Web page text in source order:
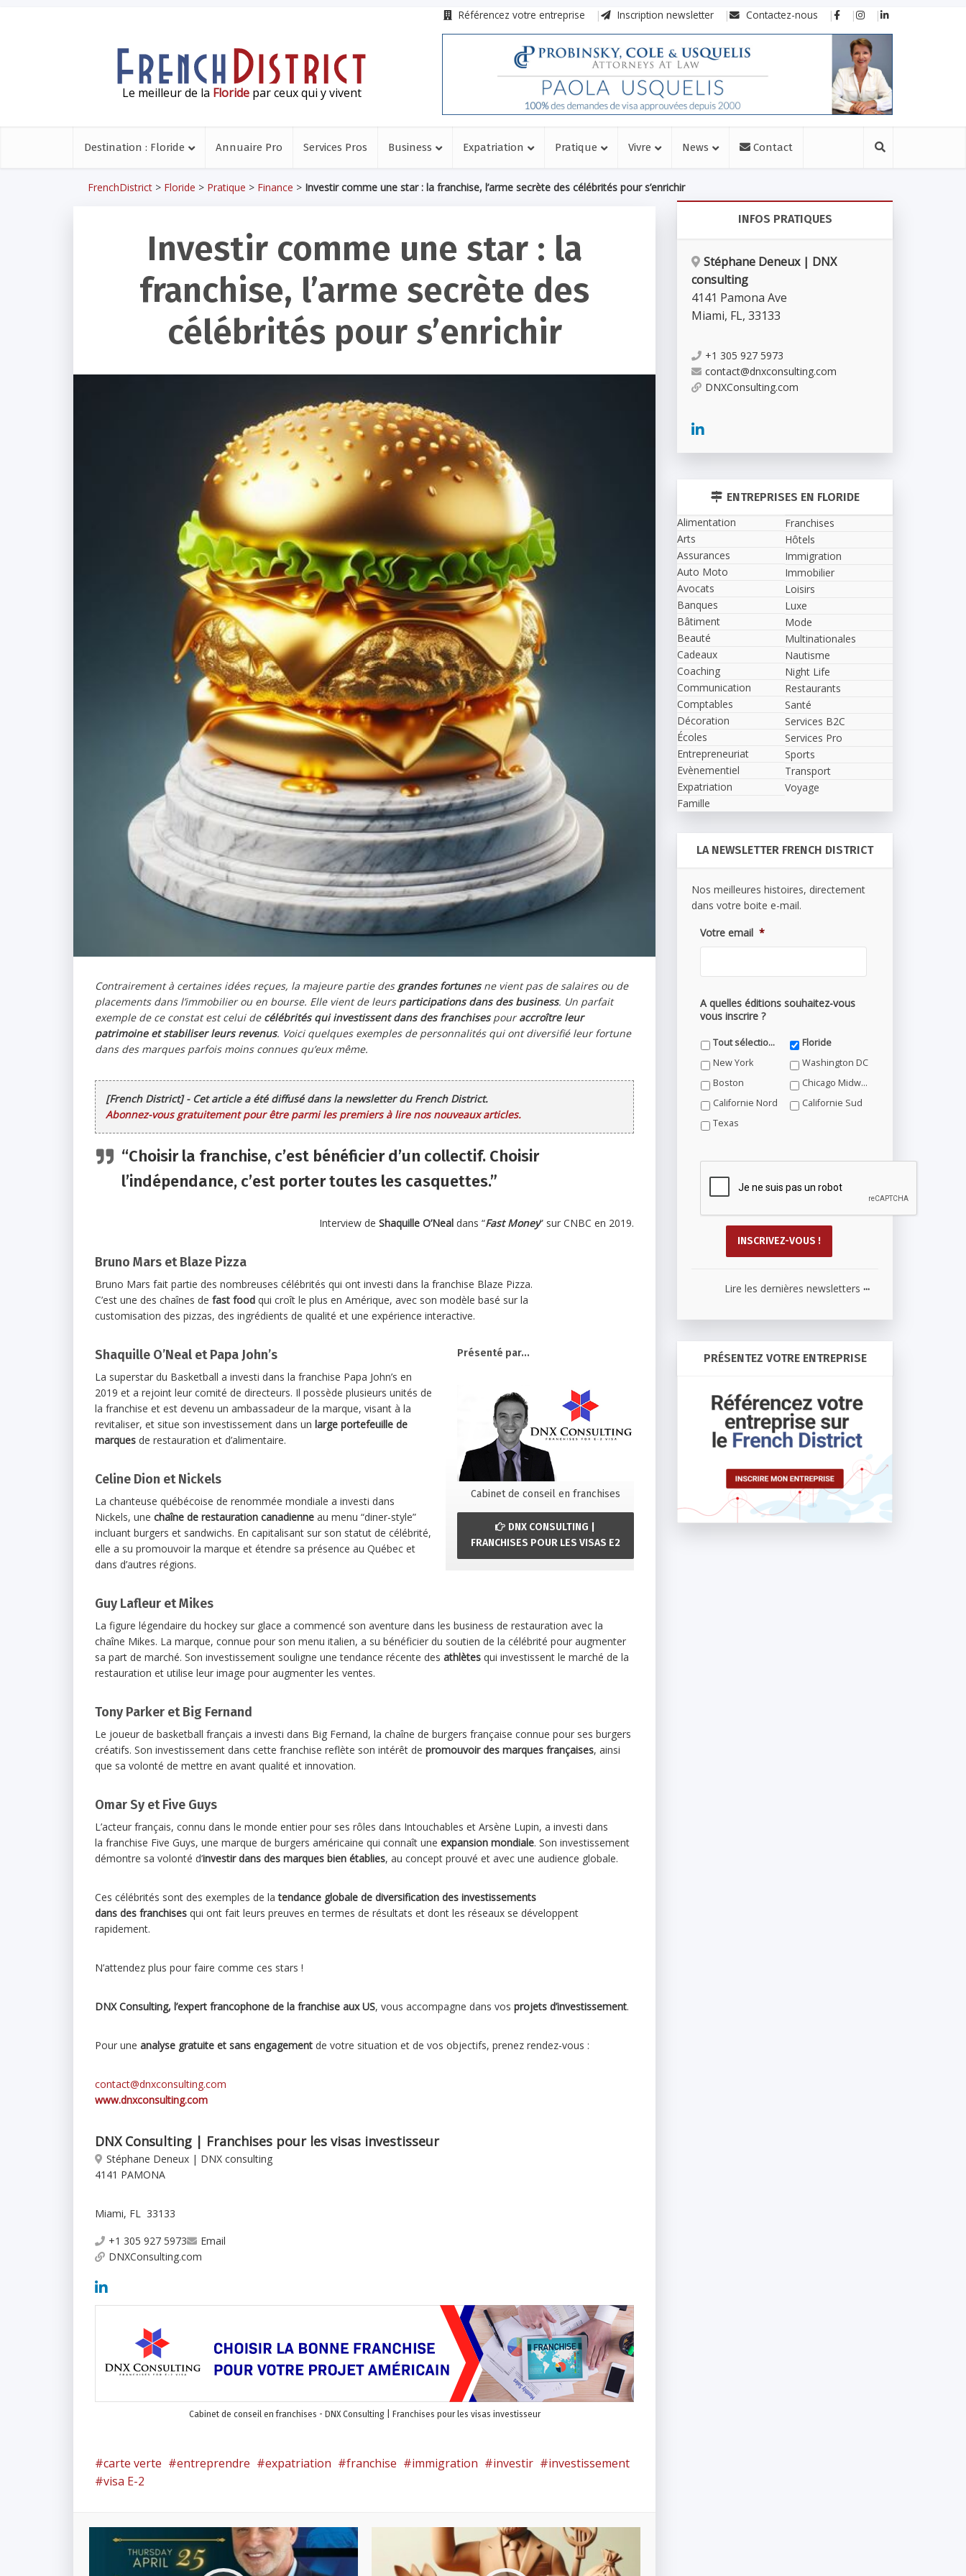
Référencez votre entreprise Inscription newsletter Contactez-nous
Le meilleur de la Floridepar ceux qui y vivent
Destination : Floride Annuaire Pro Services Pros Business Expatriation Pratique Vivre News Contact
FrenchDistrict > Floride > Pratique > Finance > Investir comme une star : la franchise, l’arme secrète des célébrités pour s’enrichir
Investir comme une star : la
franchise, l’arme secrète des
célébrités pour s’enrichir
Contrairement à certaines idées reçues, la majeure partie desgrandes fortunesne vient pas de salaires ou de
placements dans l’immobilier ou en bourse. Elle vient de leurs participations dans des business. Un parfait
exemple de ce constat est celui de célébrités qui investissent dans des franchisespouraccroître leur
patrimoine et stabiliser leurs revenus. Voici quelques exemples de personnalités qui ont diversifié leur fortune
dans des marques parfois moins connues qu’eux même.
[French District] - Cet article a été diffusé dans la newsletter du French District.
Abonnez-vous gratuitement pour être parmi les premiers à lire nos nouveaux articles.
“Choisir la franchise, c’est bénéficier d’un collectif. Choisir
l’indépendance, c’est porter toutes les casquettes.”
Interview de Shaquille O’Neal dans “Fast Money” sur CNBC en 2019.
Bruno Mars et Blaze Pizza
Bruno Mars fait partie des nombreuses célébrités qui ont investi dans la franchise Blaze Pizza.
C’est une des chaînes de fast food qui croît le plus en Amérique, avec son modèle basé sur la
customisation des pizzas, des ingrédients de qualité et une expérience interactive.
Présenté par...
Cabinet de conseil en franchises
DNX CONSULTING |
FRANCHISES POUR LES VISAS E2
Shaquille O’Neal et Papa John’s
La superstar du Basketball a investi dans la franchise Papa John’s en
2019 et a rejoint leur comité de directeurs. Il possède plusieurs unités de
la franchise et est devenu un ambassadeur de la marque, visant à la
revitaliser, et situe son investissement dans un large portefeuille de
marques de restauration et d’alimentaire.
Celine Dion et Nickels
La chanteuse québécoise de renommée mondiale a investi dans
Nickels, une chaîne de restauration canadienne au menu “diner-style”
incluant burgers et sandwichs. En capitalisant sur son statut de célébrité,
elle a su promouvoir la marque et étendre sa présence au Québec et
dans d’autres régions.
Guy Lafleur et Mikes
La figure légendaire du hockey sur glace a commencé son aventure dans les business de restauration avec la
chaîne Mikes. La marque, connue pour son menu italien, a su bénéficier du soutien de la célébrité pour augmenter
sa part de marché. Son investissement souligne une tendance récente des athlètes qui investissent le marché de la
restauration et utilise leur image pour augmenter les ventes.
Tony Parker et Big Fernand
Le joueur de basketball français a investi dans Big Fernand, la chaîne de burgers française connue pour ses burgers
créatifs. Son investissement dans cette franchise reflète son intérêt de promouvoir des marques françaises, ainsi
que sa volonté de mettre en avant qualité et innovation.
Omar Sy et Five Guys
L’acteur français, connu dans le monde entier pour ses rôles dans Intouchables et Arsène Lupin, a investi dans
la franchise Five Guys, une marque de burgers américaine qui connaît une expansion mondiale. Son investissement
démontre sa volonté d’investir dans des marques bien établies, au concept prouvé et avec une audience globale.
Ces célébrités sont des exemples de latendance globale de diversification des investissements
dans des franchises qui ont fait leurs preuves en termes de résultats et dont les réseaux se développent
rapidement.
N’attendez plus pour faire comme ces stars !
DNX Consulting, l’expert francophone de la franchise aux US, vous accompagne dans vos projets d’investissement.
Pour une analyse gratuite et sans engagement de votre situation et de vos objectifs, prenez rendez-vous :
contact@dnxconsulting.com
www.dnxconsulting.com
DNX Consulting | Franchises pour les visas investisseur
Stéphane Deneux | DNX consulting
4141 PAMONA
Miami, FL 33133
+1 305 927 5973
Email
DNXConsulting.com
Cabinet de conseil en franchises - DNX Consulting | Franchises pour les visas investisseur
carte verte entreprendre expatriation franchise immigration investir
investissement
visa E-2
INFOS PRATIQUES
Stéphane Deneux | DNX
consulting
4141 Pamona Ave
Miami, FL, 33133
+1 305 927 5973
contact@dnxconsulting.com
DNXConsulting.com
ENTREPRISES EN FLORIDE
Alimentation
Arts
Assurances
Auto Moto
Avocats
Banques
Bâtiment
Beauté
Cadeaux
Coaching
Communication
Comptables
Décoration
Écoles
Entrepreneuriat
Evènementiel
Expatriation
Famille
Franchises
Hôtels
Immigration
Immobilier
Loisirs
Luxe
Mode
Multinationales
Nautisme
Night Life
Restaurants
Santé
Services B2C
Services Pro
Sports
Transport
Voyage
LA NEWSLETTER FRENCH DISTRICT
Nos meilleures histoires, directement
dans votre boite e-mail.
Votre email *
A quelles éditions souhaitez-vous
vous inscrire ?
Tout sélectionner
Floride
New York
Washington DC
Boston
Chicago Midwest
Californie Nord
Californie Sud
Texas
Lire les dernières newsletters ...
PRÉSENTEZ VOTRE ENTREPRISE